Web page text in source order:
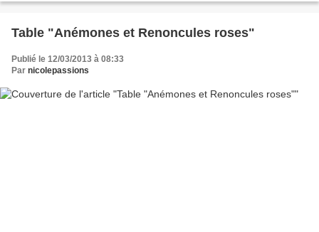
Table "Anémones et Renoncules roses"
Publié le 12/03/2013 à 08:33
Par nicolepassions